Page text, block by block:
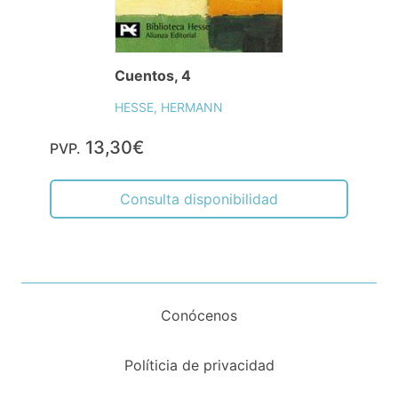
Cuentos, 4
HESSE, HERMANN
PVP. 13,30€
Consulta disponibilidad
Conócenos
Políticia de privacidad